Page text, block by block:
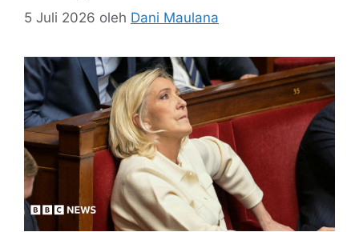
5 Juli 2026 oleh Dani Maulana